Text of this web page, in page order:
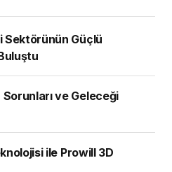
Sektörünün Güçlü
ve Geleceği
ile Prowill 3D